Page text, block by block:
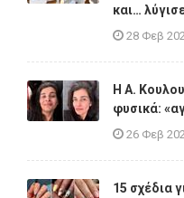
και…
28 Φεβ
Η A.
φυσικά:
26 Φεβ
15 σχέδια